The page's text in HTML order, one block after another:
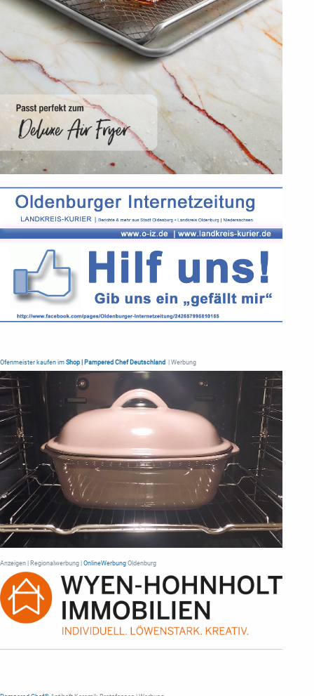
Ofenmeister kaufen im Shop | Pampered Chef Deutschland | Werbung
Anzeigen | Regionalwerbung | OnlineWerbung Oldenburg